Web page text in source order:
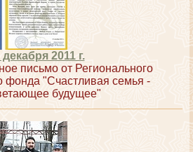
декабря 2011 г.
письмо от Регионального
фонда "Счастливая семья -
будущее"